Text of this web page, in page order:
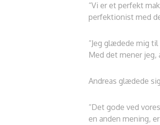
“Vi er et perfekt
perfektionist med
“Jeg glædede mig
Med det mener jeg,
Andreas glædede
“Det gode ved
en anden mening,